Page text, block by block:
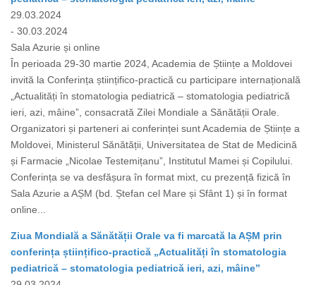
29.03.2024
- 30.03.2024
Sala Azurie și online
În perioada 29-30 martie 2024, Academia de Științe a Moldovei
invită la Conferința științifico-practică cu participare internațională
„Actualități în stomatologia pediatrică – stomatologia pediatrică
ieri, azi, mâine”, consacrată Zilei Mondiale a Sănătății Orale.
Organizatori și parteneri ai conferinței sunt Academia de Științe a
Moldovei, Ministerul Sănătății, Universitatea de Stat de Medicină
și Farmacie „Nicolae Testemițanu”, Institutul Mamei și Copilului.
Conferința se va desfășura în format mixt, cu prezență fizică în
Sala Azurie a AȘM (bd. Ștefan cel Mare și Sfânt 1) și în format
online...
Ziua Mondială a Sănătății Orale va fi marcată la AȘM prin
conferința științifico-practică „Actualități în stomatologia
pediatrică – stomatologia pediatrică ieri, azi, mâine”